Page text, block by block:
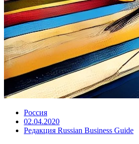
Россия
02.04.2020
Редакция Russian Business Guide